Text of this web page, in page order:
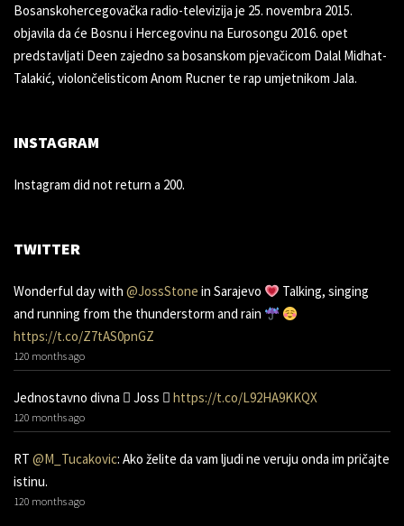
Bosanskohercegovačka radio-televizija je 25. novembra 2015.
objavila da će Bosnu i Hercegovinu na Eurosongu 2016. opet
predstavljati Deen zajedno sa bosanskom pjevačicom Dalal Midhat-
Talakić, violončelisticom Anom Rucner te rap umjetnikom Jala.
INSTAGRAM
Instagram did not return a 200.
TWITTER
Wonderful day with @JossStone in Sarajevo
Talking, singing
and running from the thunderstorm and rain
https://t.co/Z7tAS0pnGZ
120 months ago
Jednostavno divna 󾌧 Joss 󾬑 https://t.co/L92HA9KKQX
120 months ago
RT @M_Tucakovic: Ako želite da vam ljudi ne veruju onda im pričajte
istinu.
120 months ago